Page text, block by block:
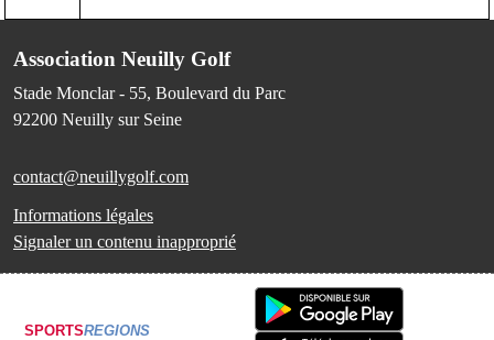
Association Neuilly Golf
Stade Monclar - 55, Boulevard du Parc
92200 Neuilly sur Seine
contact@neuillygolf.com
Informations légales
Signaler un contenu inapproprié
SPORTSREGIONS